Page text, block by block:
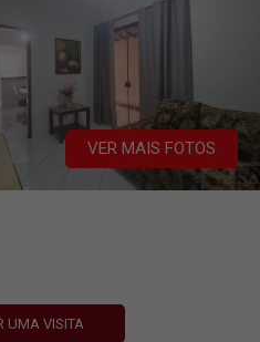
VER MAIS FOTOS
UMA VISITA